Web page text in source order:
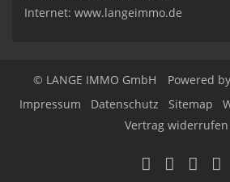
Internet: www.langeimmo.de
© LANGE IMMO GmbH
Powered
Impressum
Datenschutz Sitemap
Vertrag widerrufen